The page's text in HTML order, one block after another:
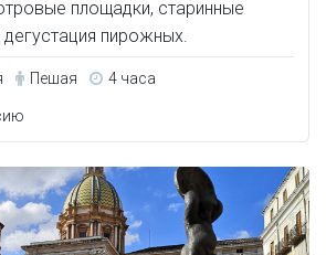
площадки, старинные
пирожных.
Пешая 4 часа